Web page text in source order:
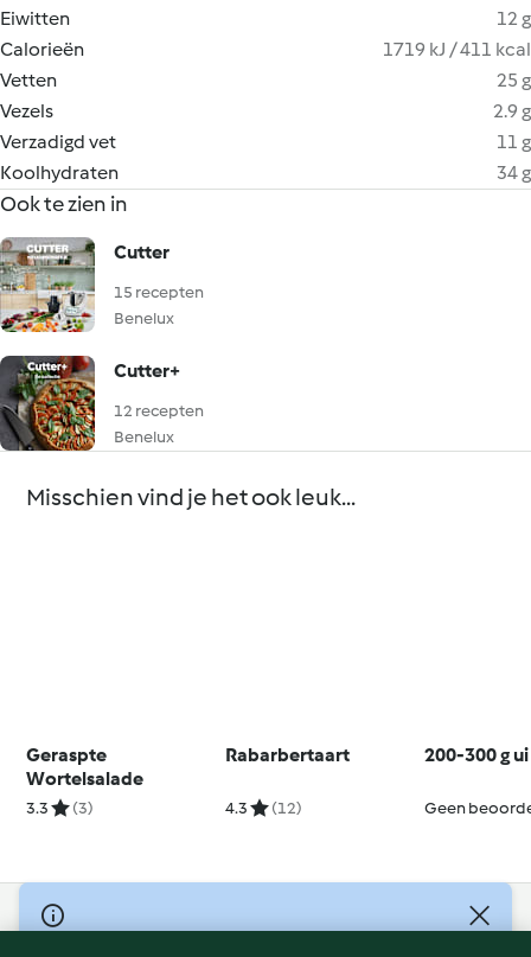
Eiwitten
12 g
Calorieën
1719 kJ / 411 kcal
Vetten
25 g
Vezels
2.9 g
Verzadigd vet
11 g
Koolhydraten
34 g
Ook te zien in
Cutter
15 recepten
Benelux
Cutter+
12 recepten
Benelux
Misschien vind je het ook leuk...
Geraspte
Wortelsalade
3.3 (3)
Rabarbertaart
4.3 (12)
200-300 g
Geen
© Copyright 2026